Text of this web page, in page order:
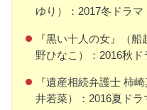
ゆり）：2017冬ドラマ
『黒い十人の女』（
野ひなこ）：2016秋ド
『遺産相続弁護士 柿
井若菜）：2016夏ドラ